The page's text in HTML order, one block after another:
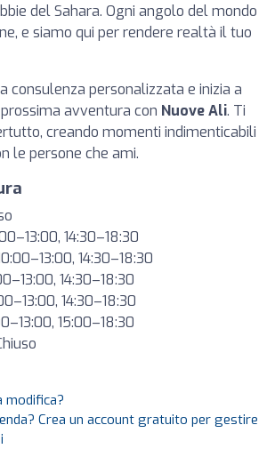
del Sahara. Ogni angolo del mondo
e siamo qui per rendere realtà il tuo
consulenza personalizzata e inizia a
avventura con Nuove Ali. Ti
creando momenti indimenticabili
le persone che ami.
14:30–18:30
14:30–18:30
14:30–18:30
14:30–18:30
15:00–18:30
modifica?
Crea un account gratuito per gestire